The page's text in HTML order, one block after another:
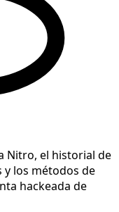
Nitro, el historial de
y los métodos de
hackeada de